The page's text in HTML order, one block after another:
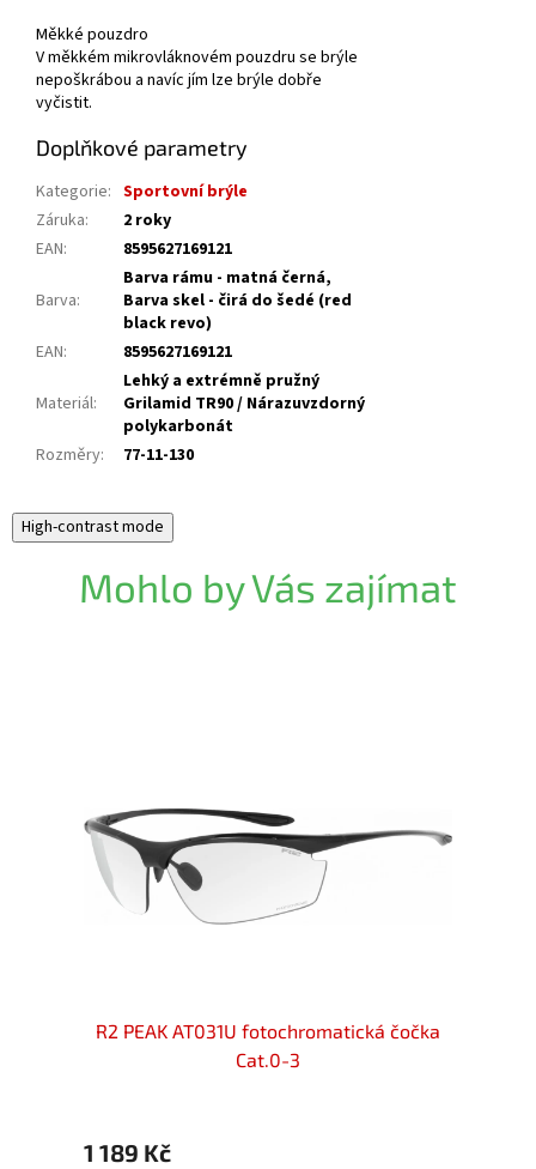
Měkké pouzdro
V měkkém mikrovláknovém pouzdru se brýle
nepoškrábou a navíc jím lze brýle dobře
vyčistit.
Doplňkové parametry
Kategorie: Sportovní brýle
Záruka:
2 roky
EAN: 8595627169121
Barva:
Barva rámu - matná černá,
Barva skel - čirá do šedé (red
black revo)
EAN: 8595627169121
Materiál:
Lehký a extrémně pružný
Grilamid TR90 / Nárazuvzdorný
polykarbonát
Rozměry: 77-11-130
High-contrast mode
Mohlo by Vás zajímat
R2 PEAK AT031U fotochromatická čočka
Cat.0-3
1 189 Kč